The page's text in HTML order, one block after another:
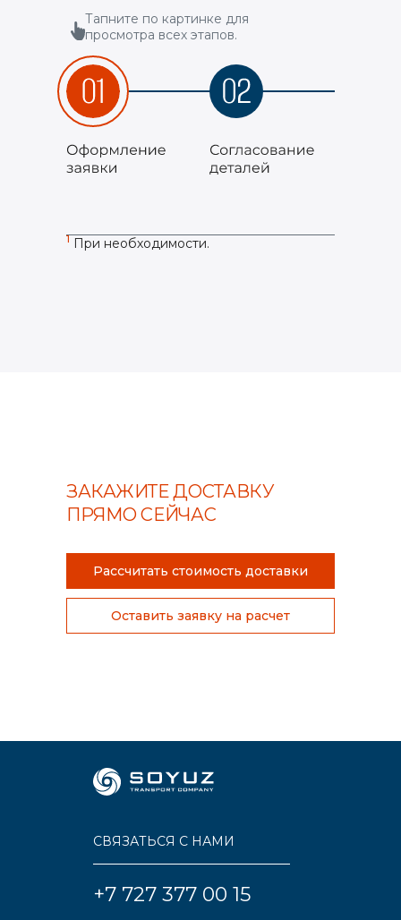
Тапните по картинке для
просмотра всех этапов.
1 При необходимости.
ЗАКАЖИТЕ ДОСТАВКУ
ПРЯМО СЕЙЧАС
Оставить заявку на расчет
Рассчитать стоимость доставки
СВЯЗАТЬСЯ С НАМИ
+7 727 377 00 15